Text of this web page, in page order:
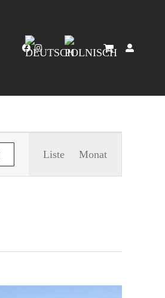
Ansichten-
Navigation
Liste Monat